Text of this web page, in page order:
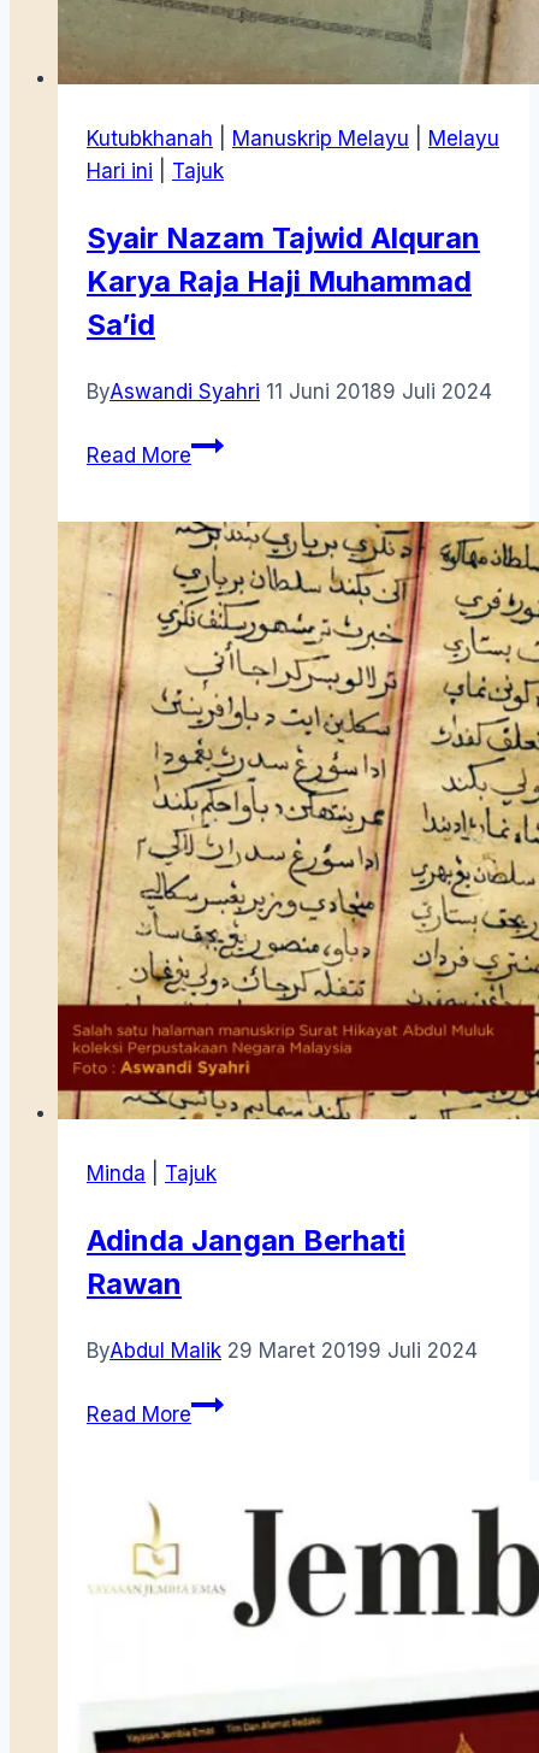
Kutubkhanah Manuskrip Melayu
Melayu
Hari ini
Tajuk
Syair Nazam Tajwid Alquran
Karya Raja Haji Muhammad
Sa’id
ByAswandi Syahri 11 Juni 20189 Juli 2024
Read MoreSyair
Alquran
Karya
Raja
Haji
Muhammad
Sa’id
Minda Tajuk
Adinda Jangan Berhati
Rawan
ByAbdul Malik 29 Maret 20199 Juli 2024
Read MoreAdinda